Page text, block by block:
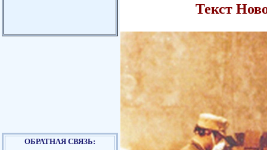
ОБРАТНАЯ СВЯЗЬ:
Текст